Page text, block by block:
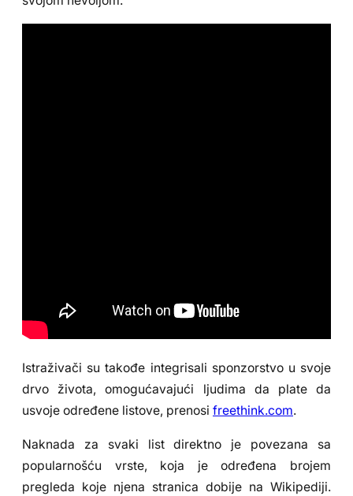
Istraživači su takođe integrisali sponzorstvo u svoje
drvo života, omogućavajući ljudima da plate da
usvoje određene listove, prenosi freethink.com.
Naknada za svaki list direktno je povezana sa
popularnošću vrste, koja je određena brojem
pregleda koje njena stranica dobije na Wikipediji.